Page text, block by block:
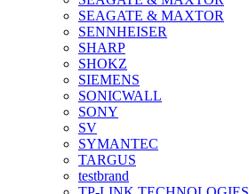
SEAGATE & MAXTOR
SENNHEISER
SHARP
SHOKZ
SIEMENS
SONICWALL
SONY
SV
SYMANTEC
TARGUS
testbrand